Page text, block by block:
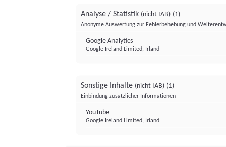
Analyse / Statistik (nicht IAB) (1)
Anonyme Auswertung zur Fehlerbehebung und
Google Analytics
Google Ireland Limited, Irland
Sonstige Inhalte (nicht IAB) (1)
Einbindung zusätzlicher Informationen
YouTube
Google Ireland Limited, Irland